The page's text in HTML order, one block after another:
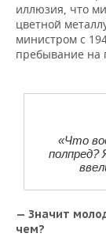
иллюзия, что
цветной
министром с
пребывание на
«Что
полпред?
— Значит
чем?